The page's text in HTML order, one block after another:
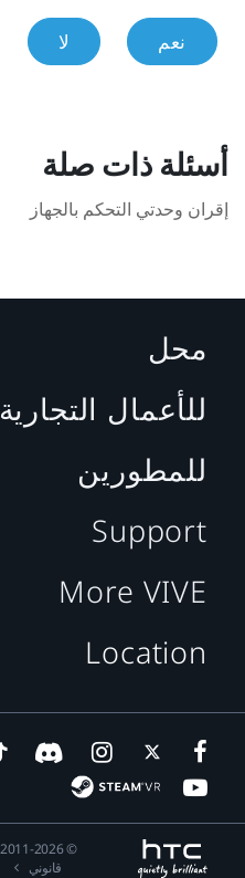
نعم لا
أسئلة ذات صلة
إقران وحدتي التحكم بالجهاز
محل
للأعمال التجارية
للمطورين
Support
More VIVE
Location
© 2011-2026 HTC Corporation
قانوني